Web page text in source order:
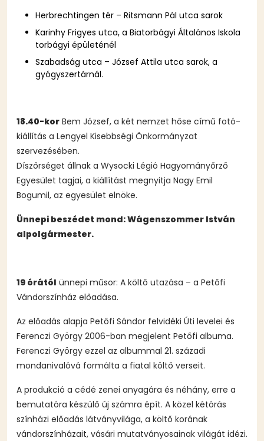
Herbrechtingen tér – Ritsmann Pál utca sarok
Karinhy Frigyes utca, a Biatorbágyi Általános Iskola
torbágyi épületénél
Szabadság utca – József Attila utca sarok, a
gyógyszertárnál.
18.40-kor Bem József, a két nemzet hőse című fotó-
kiállítás a Lengyel Kisebbségi Önkormányzat
szervezésében.
Díszőrséget állnak a Wysocki Légió Hagyományőrző
Egyesület tagjai, a kiállítást megnyitja Nagy Emil
Bogumil, az egyesület elnöke.
Ünnepi beszédet mond: Wágenszommer István
alpolgármester.
19 órától ünnepi műsor: A költő utazása – a Petőfi
Vándorszínház előadása.
Az előadás alapja Petőfi Sándor felvidéki Úti levelei és
Ferenczi György 2006-ban megjelent Petőfi albuma.
Ferenczi György ezzel az albummal 21. századi
mondanivalóvá formálta a fiatal költő verseit.
A produkció a cédé zenei anyagára és néhány, erre a
bemutatóra készülő új számra épít. A közel kétórás
színházi előadás látványvilága, a költő korának
vándorszínházait, vásári mutatványosainak világát idézi.